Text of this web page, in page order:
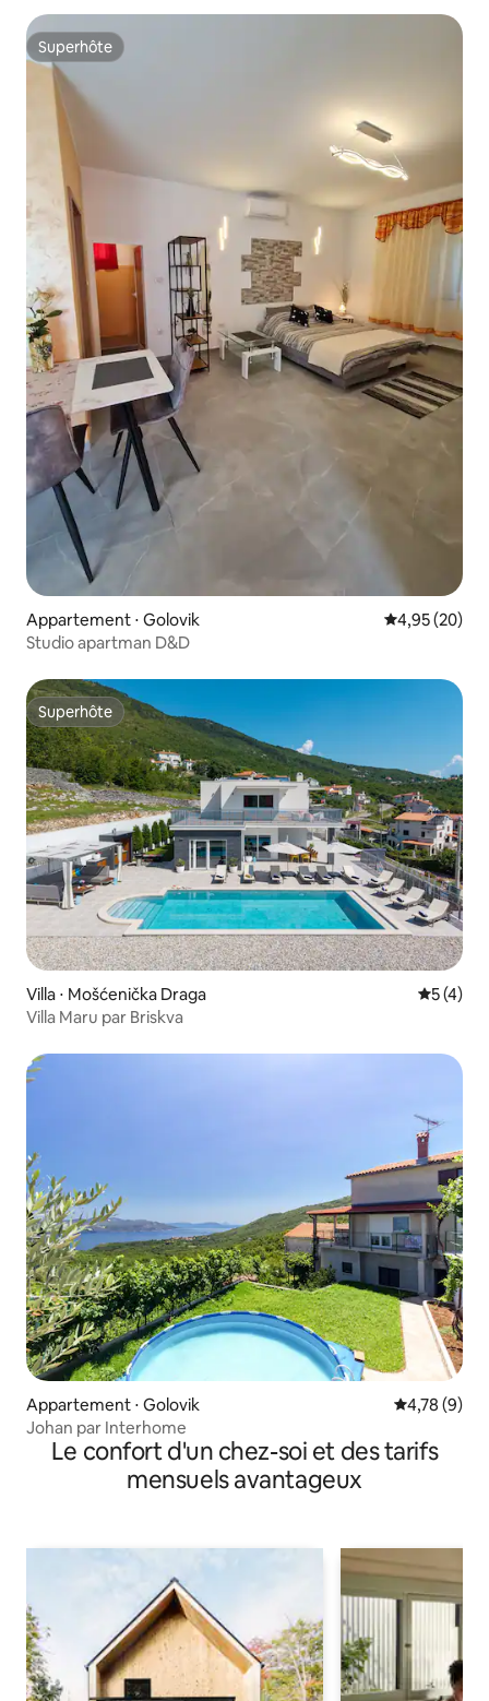
Superhôte
Superhôte
Appartement ⋅ Golovik Évaluation
4,95 (20)
Studio apartman D&D
Superhôte
Superhôte
Villa ⋅ Mošćenička Draga
5 (4)
Villa Maru par Briskva
Appartement ⋅ Golovik Évaluation
4,78 (9)
Johan par Interhome
Le confort d'un chez-soi et des tarifs
mensuels avantageux